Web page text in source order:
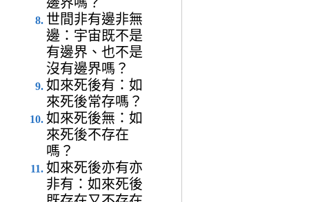
世間非有邊非無
邊：宇宙既不是
有邊界、也不是
沒有邊界嗎？
如來死後有：如
來死後常存嗎？
如來死後無：如
來死後不存在
嗎？
如來死後亦有亦
非有：如來死後